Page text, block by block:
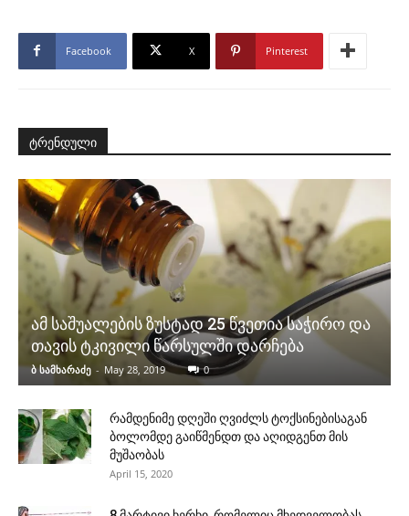
Facebook X Pinterest
ტრენდული
ამ საშუალების ზუსტად 25 წვეთია საჭირო და
თავის ტკივილი წარსულში დარჩება
ბ სამხარაძე - May 28, 2019 0
რამდენიმე დღეში ღვიძლს ტოქსინებისაგან
ბოლომდე გაიწმენდთ და აღიდგენთ მის
მუშაობას
April 15, 2020